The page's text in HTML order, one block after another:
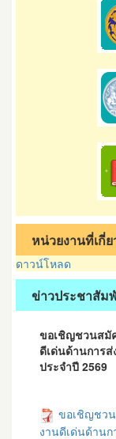
หน่วยงานที่เกี่
ดาวน์โหลด
ข่าวประชาสัม
ขอเชิญชวนสมั
ดีเด่นด้านการ
ประจำปี 2569
ขอเชิญชว
งานดีเด่นด้าน